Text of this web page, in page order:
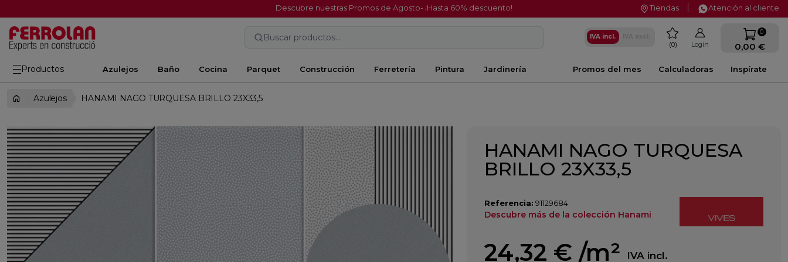
Descubre nuestras Promos de Agosto- ¡Hasta 60% descuento! Tiendas Atención al cliente
Buscar productos... IVA incl. favorite
0 Login
0
0,00 €
Productos Azulejos Baño Cocina Parquet Construcción Ferretería Pintura Jardinería Inspírate
Calculadoras
Promos del mes
Azulejos HANAMI NAGO TURQUESA BRILLO 23X33,5
HANAMI NAGO TURQUESA
BRILLO 23X33,5
Referencia: 91129684
Descubre más de la colección Hanami
24,32 € /m² IVA incl.